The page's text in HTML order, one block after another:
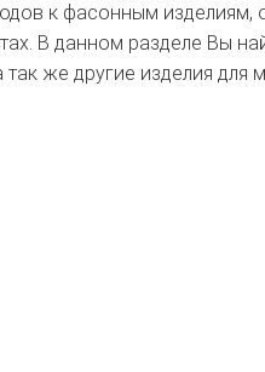
к фасонным изделиям,
В данном разделе Вы
же другие изделия для